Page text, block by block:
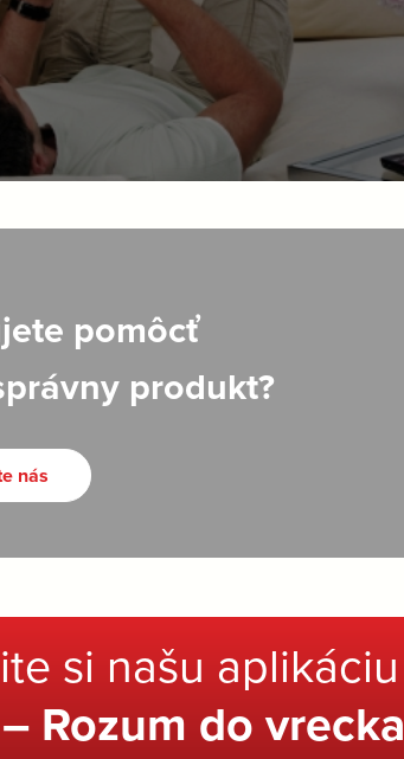
pomôcť
produkt?
nás
si našu aplikáciu
Rozum do vrecka